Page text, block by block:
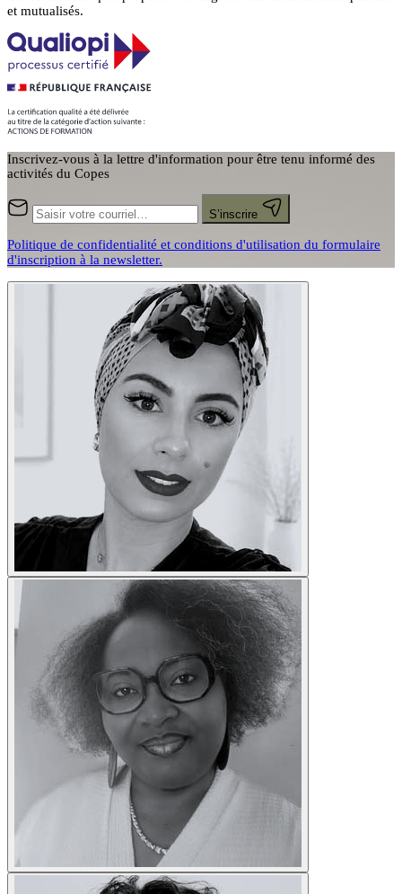
et mutualisés.
Inscrivez-vous à la lettre d'information pour être tenu informé des
activités du Copes
S’inscrire
Politique de confidentialité et conditions d'utilisation du formulaire
d'inscription à la newsletter.